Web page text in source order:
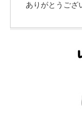
ありがとうござ